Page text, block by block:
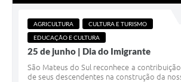
Agenda
Notícias
AGRICULTURA
CULTURA E TURISMO
EDUCAÇÃO E CULTURA
25 de junho | Dia do Imigrante
São Mateus do Sul reconhece a
de seus descendentes na construção da